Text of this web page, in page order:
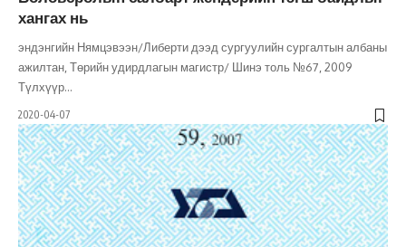
хангах нь
эндэнгийн Нямцэвээн/Либерти дээд сургуулийн сургалтын албаны
ажилтан, Төрийн удирдлагын магистр/ Шинэ толь №67, 2009
Түлхүүр…
2020-04-07